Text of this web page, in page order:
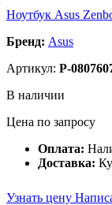
Ноутбук Asus
Бренд: Asus
Артикул: P-
В наличии
Цена по запросу
Оплата:
Доставка:
Узнать цену